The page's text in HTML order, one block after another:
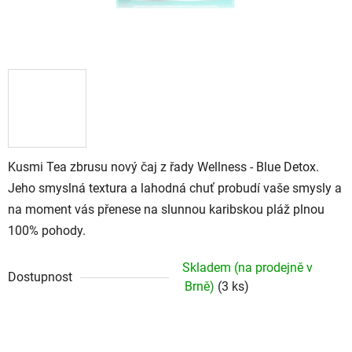
Kusmi Tea zbrusu nový čaj z řady Wellness - Blue Detox.
Jeho smyslná textura a lahodná chuť probudí vaše smysly a
na moment vás přenese na slunnou karibskou pláž plnou
100% pohody.
Dostupnost
Skladem (na prodejně v
Brně) (3 ks)